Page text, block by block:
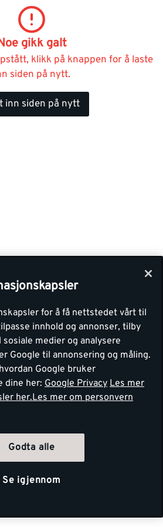
gikk galt
klikk på knappen for å laste
siden på nytt.
inn siden på nytt
for å få nettstedet vårt til
innhold og annonser, tilby
medier og analysere
Google til annonsering og måling.
Google bruker
dine her: Google Privacy Les mer
her.Les mer om personvern
Godta alle
Se igjennom